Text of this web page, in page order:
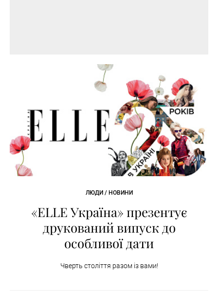
ЛЮДИ / НОВИНИ
«ELLE Україна» презентує
друкований випуск до
особливої дати
Чверть століття разом із вами!